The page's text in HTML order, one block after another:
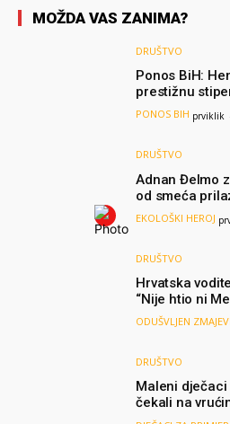
MOŽDA VAS ZANIMA?
DRUŠTVO
Ponos BiH:
prestižnu
akademije
moglo bi
PONOS BIH prviklik
DRUŠTVO
Adnan Đelmo
od smeća
grada: “Danas
čistio sam
EKOLOŠKI HEROJ
DRUŠTVO
Hrvatska
“Nije htio ni
želio samo
ODUŠVLJEN
DRUŠTVO
Maleni dječaci
čekali na
granici, Ljubi i